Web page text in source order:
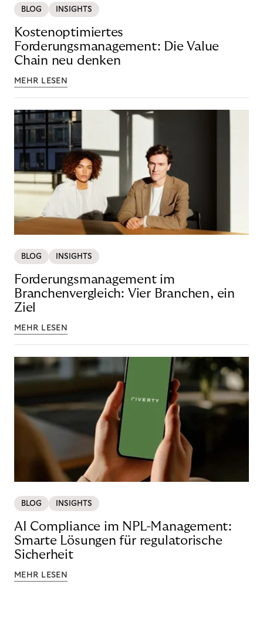
BLOG INSIGHTS
Kostenoptimiertes
Forderungsmanagement: Die Value
Chain neu denken
MEHR LESEN
BLOG INSIGHTS
Forderungsmanagement im
Branchenvergleich: Vier Branchen, ein
Ziel
MEHR LESEN
BLOG INSIGHTS
AI Compliance im NPL-Management:
Smarte Lösungen für regulatorische
Sicherheit
MEHR LESEN